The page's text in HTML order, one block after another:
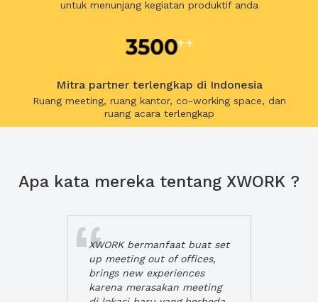
untuk menunjang kegiatan produktif anda
Mitra partner terlengkap di Indonesia
Ruang meeting, ruang kantor, co-working space, dan
ruang acara terlengkap
Apa kata mereka tentang XWORK ?
XWORK bermanfaat buat set
up meeting out of offices,
brings new experiences
karena merasakan meeting